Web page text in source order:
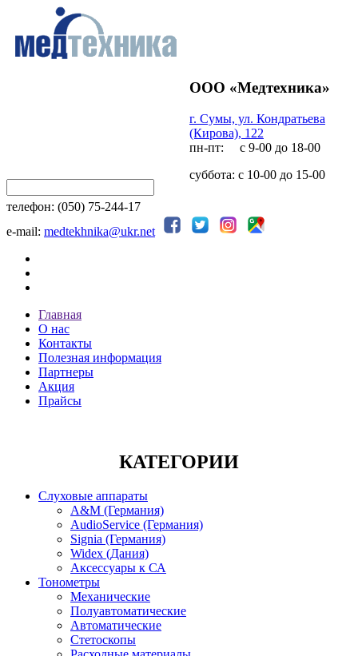
ООО «Медтехника»
г. Сумы, ул. Кондратьева
(Кирова), 122
пн-пт: с 9-00 до 18-00
суббота: с 10-00 до 15-00
телефон: (050) 75-244-17
e-mail: medtekhnika@ukr.net
Главная
О нас
Контакты
Полезная информация
Партнеры
Акция
Прайсы
КАТЕГОРИИ
Слуховые аппараты
A&M (Германия)
AudioService (Германия)
Signia (Германия)
Widex (Дания)
Аксессуары к СА
Тонометры
Механические
Полуавтоматические
Автоматические
Стетоскопы